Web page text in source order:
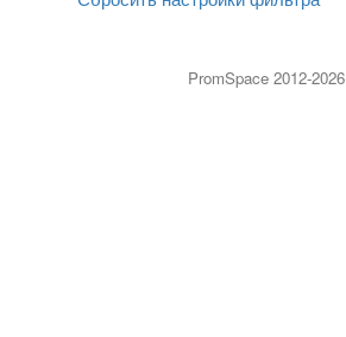
PromSpace 2012-2026